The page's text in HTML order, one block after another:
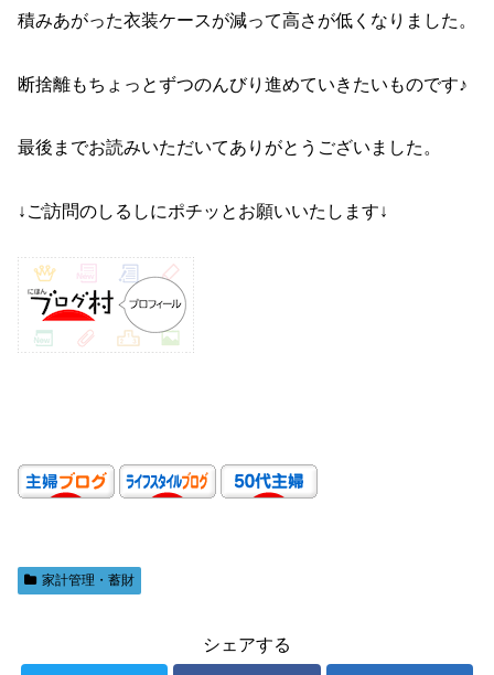
積みあがった衣装ケースが減って高さが低くなりました。
断捨離もちょっとずつのんびり進めていきたいものです♪
最後までお読みいただいてありがとうございました。
↓ご訪問のしるしにポチッとお願いいたします↓
家計管理・蓄財
シェアする